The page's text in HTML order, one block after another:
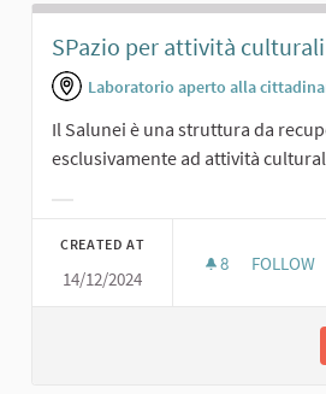
SPazio per attività culturali
Laboratorio aperto alla
Il Salunei è una struttura da
esclusivamente ad attività
CREATED AT
14/12/2024
8 8
FOLLOW